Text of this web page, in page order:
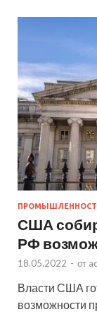
США
РФ
18.05.2022 - от
Власти США
возможности